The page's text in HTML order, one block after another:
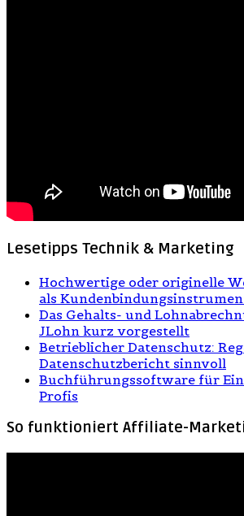
Lesetipps Technik & Marketing
Hochwertige oder originelle
als
Das Gehalts- und
JLohn kurz vorgestellt
Betrieblicher Datenschutz:
Datenschutzbericht sinnvoll
Buchführungssoftware für
Profis
So funktioniert Affiliate-